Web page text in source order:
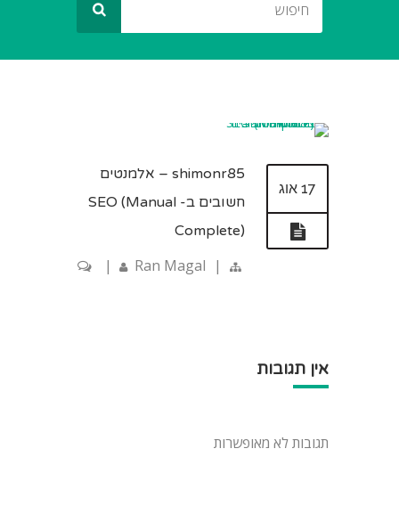
17 אוג
shimonr85 – אלמנטים
חשובים ב- SEO (Manual
Complete)
Ran Magal |
|
אין תגובות
תגובות לא מאופשרות